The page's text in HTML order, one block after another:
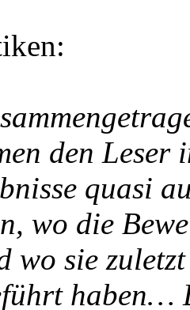
den
quasi
wo die
wo sie
haben…